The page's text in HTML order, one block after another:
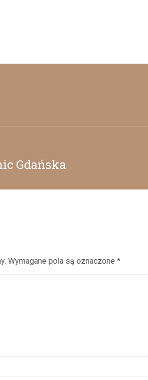
Gdańska
Wymagane pola są oznaczone *